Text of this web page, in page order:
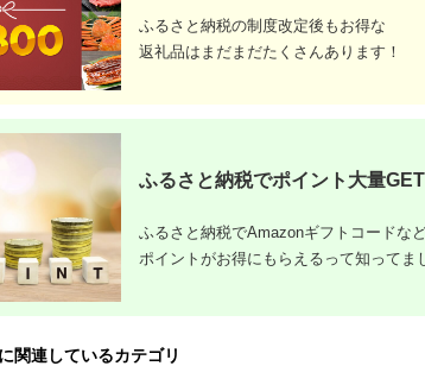
ルコール 瓶 ギフト プ
レゼント 晩酌 家飲み
送料無料
【1302009】
山梨県 富士河口湖町のふる
さと納税のご紹介
ふるさと納税の制度改定後もお得な
返礼品はまだまだたくさんあります！
ふるさと納税でポイント大量GET
ふるさと納税でAmazonギフトコードな
ポイントがお得にもらえるって知ってま
関連しているカテゴリ